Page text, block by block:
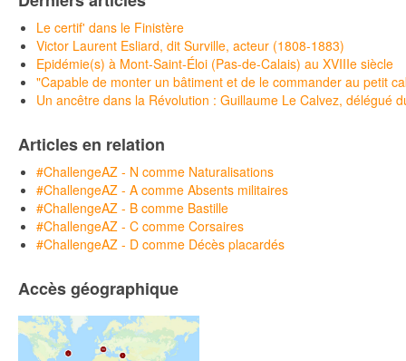
Le certif' dans le Finistère
Victor Laurent Esliard, dit Surville, acteur (1808-1883)
Epidémie(s) à Mont-Saint-Éloi (Pas-de-Calais) au XVIIIe siècle
"Capable de monter un bâtiment et de le commander au petit
Un ancêtre dans la Révolution : Guillaume Le Calvez, délégué
Articles en relation
#ChallengeAZ - N comme Naturalisations
#ChallengeAZ - A comme Absents militaires
#ChallengeAZ - B comme Bastille
#ChallengeAZ - C comme Corsaires
#ChallengeAZ - D comme Décès placardés
Accès géographique